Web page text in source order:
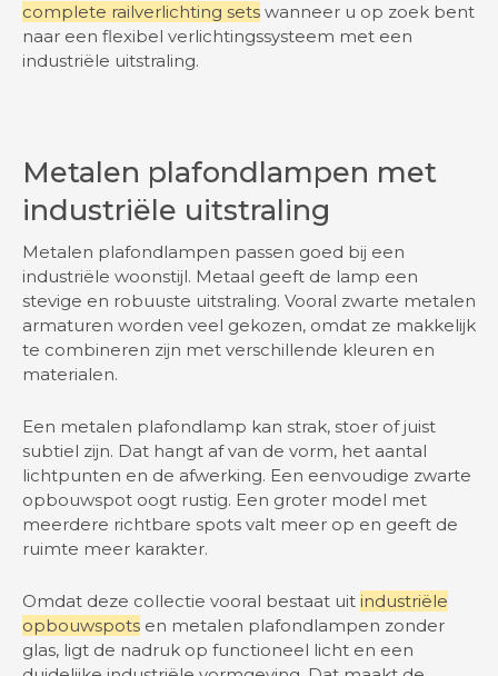
complete railverlichting sets wanneer u op zoek bent
naar een flexibel verlichtingssysteem met een
industriële uitstraling.
Metalen plafondlampen met
industriële uitstraling
Metalen plafondlampen passen goed bij een
industriële woonstijl. Metaal geeft de lamp een
stevige en robuuste uitstraling. Vooral zwarte metalen
armaturen worden veel gekozen, omdat ze makkelijk
te combineren zijn met verschillende kleuren en
materialen.
Een metalen plafondlamp kan strak, stoer of juist
subtiel zijn. Dat hangt af van de vorm, het aantal
lichtpunten en de afwerking. Een eenvoudige zwarte
opbouwspot oogt rustig. Een groter model met
meerdere richtbare spots valt meer op en geeft de
ruimte meer karakter.
Omdat deze collectie vooral bestaat uit industriële
opbouwspots en metalen plafondlampen zonder
glas, ligt de nadruk op functioneel licht en een